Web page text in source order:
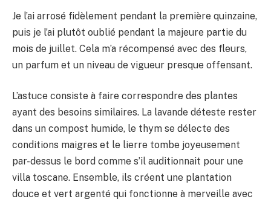
Je l’ai arrosé fidèlement pendant la première quinzaine,
puis je l’ai plutôt oublié pendant la majeure partie du
mois de juillet. Cela m’a récompensé avec des fleurs,
un parfum et un niveau de vigueur presque offensant.
L’astuce consiste à faire correspondre des plantes
ayant des besoins similaires. La lavande déteste rester
dans un compost humide, le thym se délecte des
conditions maigres et le lierre tombe joyeusement
par-dessus le bord comme s’il auditionnait pour une
villa toscane. Ensemble, ils créent une plantation
douce et vert argenté qui fonctionne à merveille avec